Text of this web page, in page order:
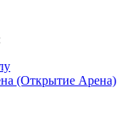
(Открытие Арена)